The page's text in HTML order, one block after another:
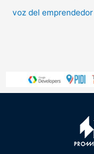
voz del emprendedor